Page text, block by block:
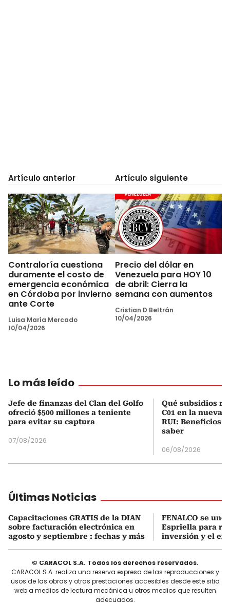
Artículo anterior
Contraloría cuestiona
duramente el costo de
emergencia económica
en Córdoba por invierno
ante Corte
Luisa María Mercado
10/04/2026
Artículo siguiente
Precio del dólar en
Venezuela para HOY 10
de abril: Cierra la
semana con aumentos
Cristian D Beltrán
10/04/2026
Lo más leído
Jefe de finanzas del Clan del Golfo
ofreció $500 millones a teniente
para evitar su captura
07/08/2026
Qué subsidios
C01 en la nueva
RUI: Beneficios
saber
06/08/2026
Últimas Noticias
Capacitaciones GRATIS de la DIAN
sobre facturación electrónica en
agosto y septiembre : fechas y más
FENALCO se une
Espriella para
inversión y el
© CARACOL S.A. Todos los derechos reservados.
CARACOL S.A. realiza una reserva expresa de las reproducciones y
usos de las obras y otras prestaciones accesibles desde este sitio
web a medios de lectura mecánica u otros medios que resulten
adecuados.